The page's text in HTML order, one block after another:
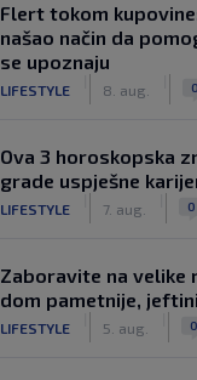
Flert tokom
našao način da
se upoznaju
LIFESTYLE 8. aug. 0
Ova 3 horoskopska
grade uspješne
LIFESTYLE 7. aug. 0
Zaboravite na velike
dom pametnije,
LIFESTYLE 5. aug. 0